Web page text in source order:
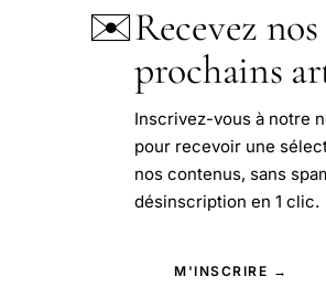
✉️Recevez nos
prochains
Inscrivez-vous à notre
pour recevoir une
nos contenus, sans
désinscription en 1 clic.
M'INSCRIRE →